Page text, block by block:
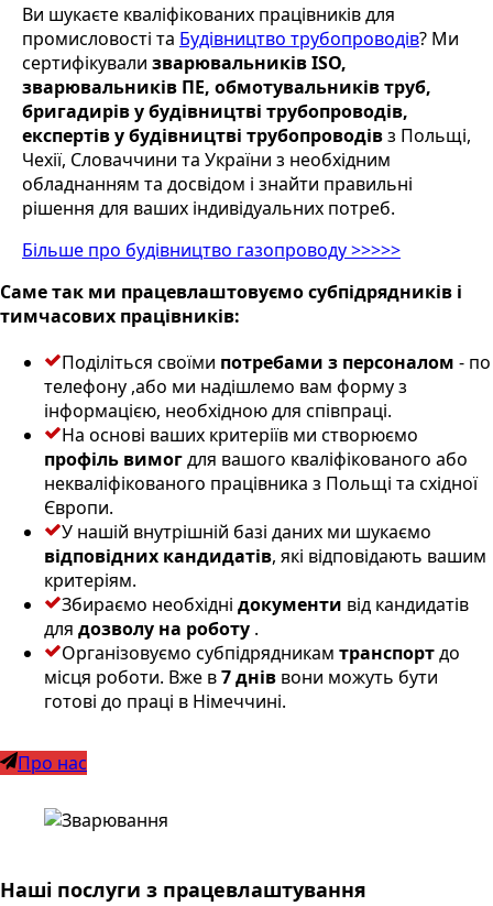
Ви шукаєте кваліфікованих працівників для
промисловості та Будівництво трубопроводів? Ми
сертифікували зварювальників ISO,
зварювальників ПЕ, обмотувальників труб,
бригадирів у будівництві трубопроводів,
експертів у будівництві трубопроводівз Польщі,
Чехії, Словаччини та України з необхідним
обладнанням та досвідом і знайти правильні
рішення для ваших індивідуальних потреб.
Більше про будівництво газопроводу >>>>>
Саме так ми працевлаштовуємо субпідрядників і
тимчасових працівників:
Поділіться своїми потребами з персоналом - по
телефону ,або ми надішлемо вам форму з
інформацією, необхідною для співпраці.
На основі ваших критеріїв ми створюємо
профіль вимогдля вашого кваліфікованого або
некваліфікованого працівника з Польщі та східної
Європи.
У нашій внутрішній базі даних ми шукаємо
відповідних кандидатів, які відповідають вашим
критеріям.
Збираємо необхідні документи від кандидатів
для дозволу на роботу .
Організовуємо субпідрядникам транспортдо
місця роботи. Вже в7 днів вони можуть бути
готові до праці в Німеччині.
Про нас
Наші послуги з працевлаштування